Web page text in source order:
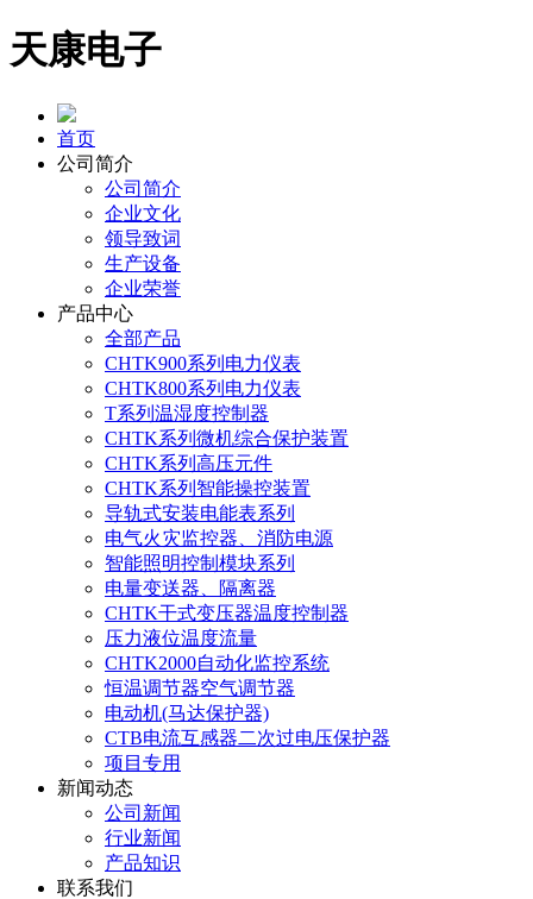
天康电子
首页
公司简介
公司简介
企业文化
领导致词
生产设备
企业荣誉
产品中心
全部产品
CHTK900系列电力仪表
CHTK800系列电力仪表
T系列温湿度控制器
CHTK系列微机综合保护装置
CHTK系列高压元件
CHTK系列智能操控装置
导轨式安装电能表系列
电气火灾监控器、消防电源
智能照明控制模块系列
电量变送器、隔离器
CHTK干式变压器温度控制器
压力液位温度流量
CHTK2000自动化监控系统
恒温调节器空气调节器
电动机(马达保护器)
CTB电流互感器二次过电压保护器
项目专用
新闻动态
公司新闻
行业新闻
产品知识
联系我们